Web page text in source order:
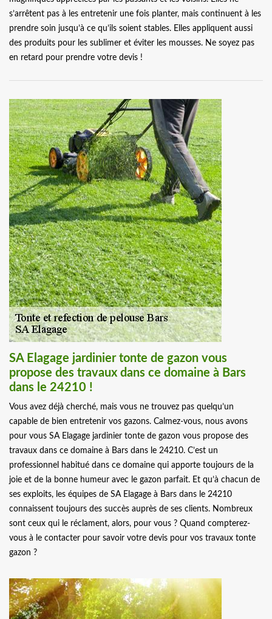
s’arrêtent pas à les entretenir une fois planter, mais continuent à les
prendre soin jusqu’à ce qu’ils soient stables. Elles appliquent aussi
des produits pour les sublimer et éviter les mousses. Ne soyez pas
en retard pour prendre votre devis !
SA Elagage jardinier tonte de gazon vous
propose des travaux dans ce domaine à Bars
dans le 24210 !
Vous avez déjà cherché, mais vous ne trouvez pas quelqu’un
capable de bien entretenir vos gazons. Calmez-vous, nous avons
pour vous SA Elagage jardinier tonte de gazon vous propose des
travaux dans ce domaine à Bars dans le 24210. C’est un
professionnel habitué dans ce domaine qui apporte toujours de la
joie et de la bonne humeur avec le gazon parfait. Et qu’à chacun de
ses exploits, les équipes de SA Elagage à Bars dans le 24210
connaissent toujours des succès auprès de ses clients. Nombreux
sont ceux qui le réclament, alors, pour vous ? Quand compterez-
vous à le contacter pour savoir votre devis pour vos travaux tonte
gazon ?